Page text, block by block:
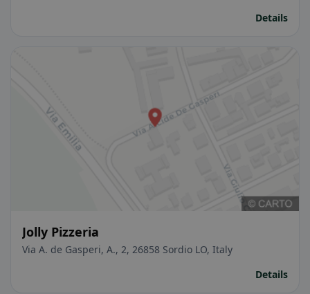
Details
Jolly Pizzeria
Via A. de Gasperi, A., 2, 26858 Sordio LO, Italy
Details